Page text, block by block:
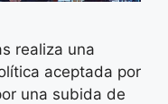
realiza una
aceptada por
una subida de